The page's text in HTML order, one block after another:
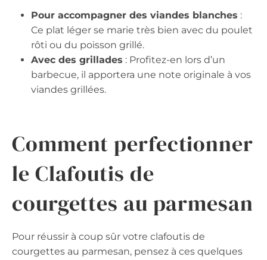
Pour accompagner des viandes blanches :
Ce plat léger se marie très bien avec du poulet
rôti ou du poisson grillé.
Avec des grillades : Profitez-en lors d’un
barbecue, il apportera une note originale à vos
viandes grillées.
Comment perfectionner
le Clafoutis de
courgettes au parmesan
Pour réussir à coup sûr votre clafoutis de
courgettes au parmesan, pensez à ces quelques